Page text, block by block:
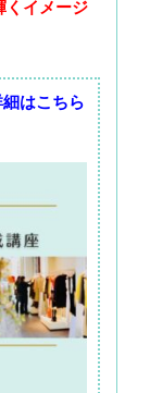
くイメージ
はこちら